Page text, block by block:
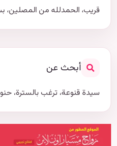
قريب، الحمدلله من المصلين،
أبحث عن
سيدة قنوعة، ترغب بالسترة،